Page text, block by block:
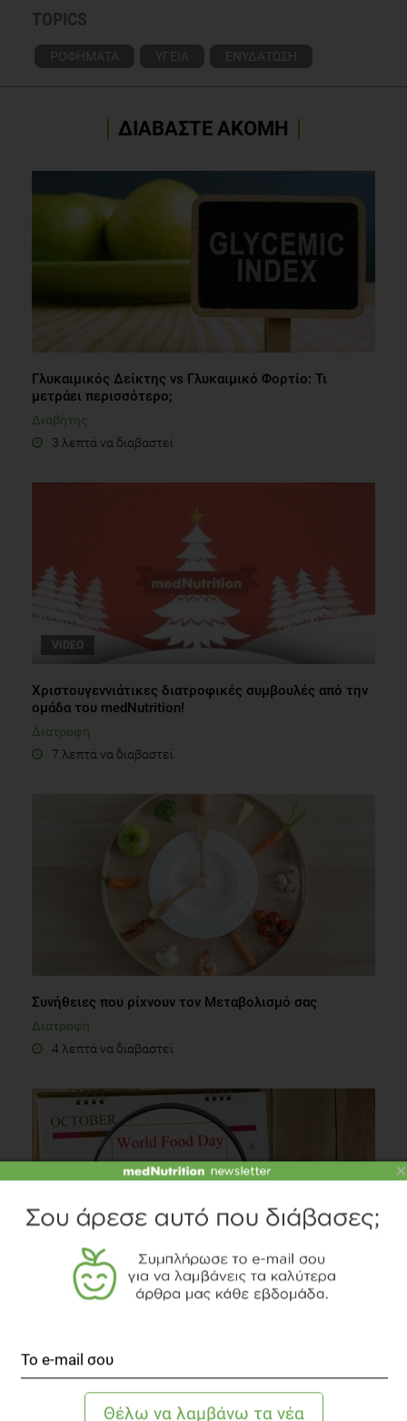
TOPICS
ΡΟΦΗΜΑΤΑ ΥΓΕΙΑ ΕΝΥΔΑΤΩΣΗ
ΔΙΑΒΑΣΤΕ ΑΚΟΜΗ
Γλυκαιμικός Δείκτης vs Γλυκαιμικό Φορτίο: Τι
μετράει περισσότερο;
Διαβήτης
3 λεπτά να διαβαστεί
VIDEO
Χριστουγεννιάτικες διατροφικές συμβουλές από την
ομάδα του medNutrition!
Διατροφή
7 λεπτά να διαβαστεί
Συνήθειες που ρίχνουν τον Μεταβολισμό σας
Διατροφή
4 λεπτά να διαβαστεί
Παγκόσμια Ημέρα Διατροφής 2020: Οι πράξεις μας,
5 λεπτά να διαβαστεί
×